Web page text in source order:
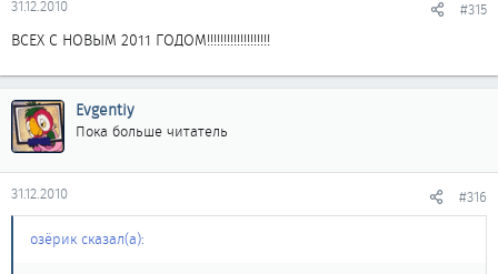
31.12.2010 #315
ВСЕХ С НОВЫМ 2011 ГОДОМ!!!!!!!!!!!!!!!!!!!
Evgentiy
Пока больше читатель
31.12.2010 #316
озёрик сказал(а):